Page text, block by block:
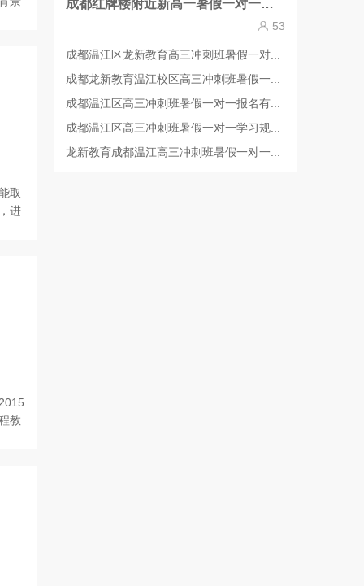
取
进
教
成都红牌楼附近新高一暑假一对一辅导哪里效果好？
53
成都温江区龙新教育高三冲刺班暑假一对...
成都龙新教育温江校区高三冲刺班暑假一...
成都温江区高三冲刺班暑假一对一报名有...
成都温江区高三冲刺班暑假一对一学习规...
龙新教育成都温江高三冲刺班暑假一对一...